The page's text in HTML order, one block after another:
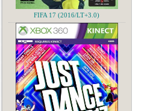
FIFA 17 (2016/LT+3.0)